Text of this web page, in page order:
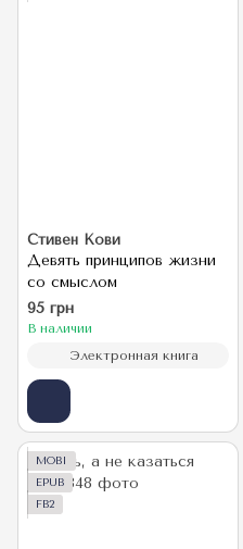
Стивен Кови
Девять принципов жизни
со смыслом
95 грн
В наличии
Электронная книга
MOBI
EPUB
FB2